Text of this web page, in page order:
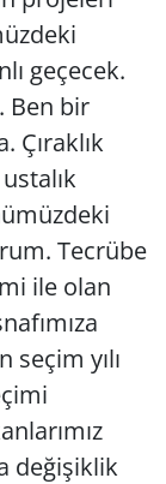
geçecek.
Ben bir
Çıraklık
Tecrübe
ile olan
seçim yılı
değişiklik